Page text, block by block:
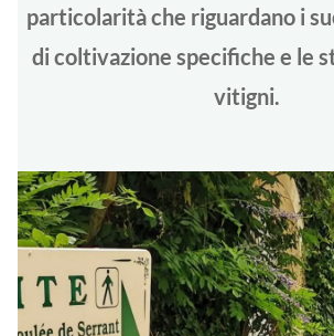
particolarità che riguardano i
di coltivazione specifiche e le
vitigni.